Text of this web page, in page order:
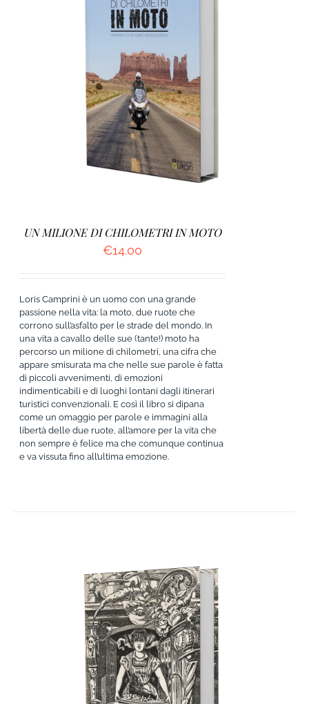
AGGIUNGI AL CARRELLO / DETTAGLI
UN MILIONE DI CHILOMETRI IN MOTO
€14.00
Loris Camprini è un uomo con una grande
passione nella vita: la moto, due ruote che
corrono sull’asfalto per le strade del mondo. In
una vita a cavallo delle sue (tante!) moto ha
percorso un milione di chilometri, una cifra che
appare smisurata ma che nelle sue parole è fatta
di piccoli avvenimenti, di emozioni
indimenticabili e di luoghi lontani dagli itinerari
turistici convenzionali. E così il libro si dipana
come un omaggio per parole e immagini alla
libertà delle due ruote, all’amore per la vita che
non sempre è felice ma che comunque continua
e va vissuta fino all’ultima emozione.
AGGIUNGI AL CARRELLO / DETTAGLI